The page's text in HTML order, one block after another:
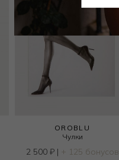
OROBLU
Чулки
2 500 ₽| + 125 бонусов